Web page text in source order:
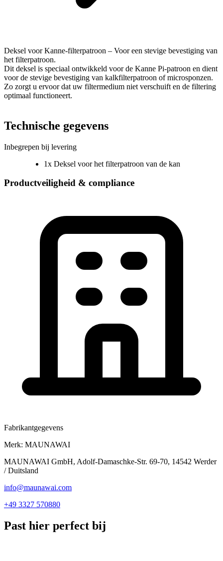
Deksel voor Kanne-filterpatroon – Voor een stevige bevestiging van
het filterpatroon.
Dit deksel is speciaal ontwikkeld voor de Kanne Pi-patroon en dient
voor de stevige bevestiging van kalkfilterpatroon of microsponzen.
Zo zorgt u ervoor dat uw filtermedium niet verschuift en de filtering
optimaal functioneert.
Technische gegevens
Inbegrepen bij levering
1x Deksel voor het filterpatroon van de kan
Productveiligheid & compliance
Fabrikantgegevens
Merk: MAUNAWAI
MAUNAWAI GmbH, Adolf-Damaschke-Str. 69-70, 14542 Werder
/ Duitsland
info@maunawai.com
+49 3327 570880
Past hier perfect bij